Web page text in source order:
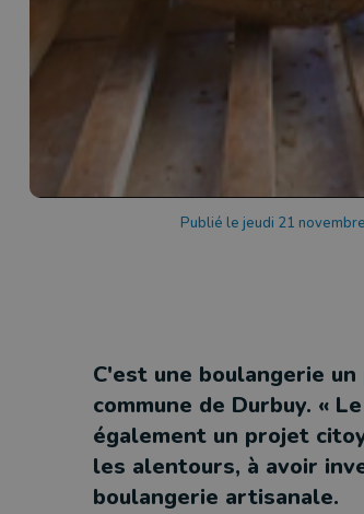
Publié le jeudi 21
C'est une boulangerie
commune de Durbuy. «
également un projet
les alentours, à avoir
boulangerie artisanale.